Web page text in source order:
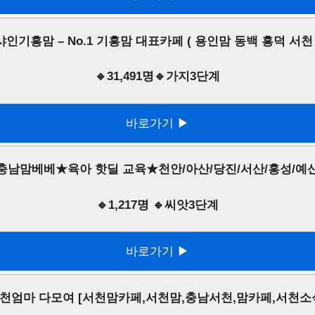
인기흥맘 – No.1 기흥맘 대표카페 ( 용인맘 동백 흥덕 서천
🔹31,491명🔹가지3단계
바로가기 ▶
남맘베베★육아 핫딜 교육★천안/아산/당진/서산/홍성/예
🔹1,217명 🔹씨앗3단계
바로가기 ▶
엄마 다모여 [서천맘카페,서천맘,충남서천,맘카페,서천소